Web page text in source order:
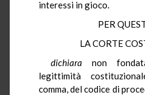
interessi in gioco.
PER
LA CORTE
dichiara non
legittimità
comma, del codice di